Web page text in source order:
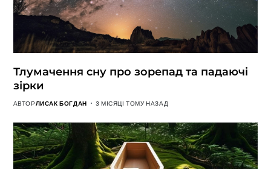
Тлумачення сну про зорепад та падаючі
зірки
АВТОРЛИСАК БОГДАН 3 МІСЯЦІ ТОМУ НАЗАД